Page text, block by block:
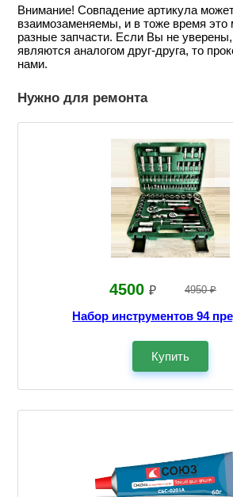
Внимание! Совпадение артикула
взаимозаменяемы, и в тоже время это
разные запчасти. Если Вы не
являются аналогом друг-друга, то
нами.
Нужно для ремонта
4500 ₽ 4950 ₽
Набор инструментов 94
Купить